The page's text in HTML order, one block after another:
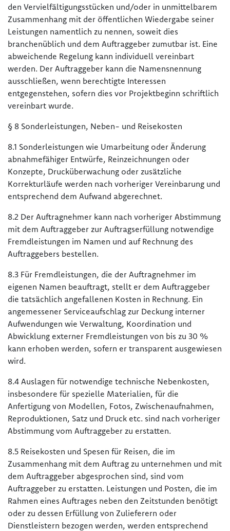
den Vervielfältigungsstücken und/oder in unmittelbarem
Zusammenhang mit der öffentlichen Wiedergabe seiner
Leistungen namentlich zu nennen, soweit dies
branchenüblich und dem Auftraggeber zumutbar ist. Eine
abweichende Regelung kann individuell vereinbart
werden. Der Auftraggeber kann die Namensnennung
ausschließen, wenn berechtigte Interessen
entgegenstehen, sofern dies vor Projektbeginn schriftlich
vereinbart wurde.
§ 8 Sonderleistungen, Neben- und Reisekosten
8.1 Sonderleistungen wie Umarbeitung oder Änderung
abnahmefähiger Entwürfe, Reinzeichnungen oder
Konzepte, Drucküberwachung oder zusätzliche
Korrekturläufe werden nach vorheriger Vereinbarung und
entsprechend dem Aufwand abgerechnet.
8.2 Der Auftragnehmer kann nach vorheriger Abstimmung
mit dem Auftraggeber zur Auftragserfüllung notwendige
Fremdleistungen im Namen und auf Rechnung des
Auftraggebers bestellen.
8.3 Für Fremdleistungen, die der Auftragnehmer im
eigenen Namen beauftragt, stellt er dem Auftraggeber
die tatsächlich angefallenen Kosten in Rechnung. Ein
angemessener Serviceaufschlag zur Deckung interner
Aufwendungen wie Verwaltung, Koordination und
Abwicklung externer Fremdleistungen von bis zu 30 %
kann erhoben werden, sofern er transparent ausgewiesen
wird.
8.4 Auslagen für notwendige technische Nebenkosten,
insbesondere für spezielle Materialien, für die
Anfertigung von Modellen, Fotos, Zwischenaufnahmen,
Reproduktionen, Satz und Druck etc. sind nach vorheriger
Abstimmung vom Auftraggeber zu erstatten.
8.5 Reisekosten und Spesen für Reisen, die im
Zusammenhang mit dem Auftrag zu unternehmen und mit
dem Auftraggeber abgesprochen sind, sind vom
Auftraggeber zu erstatten. Leistungen und Posten, die im
Rahmen eines Auftrages neben den Zeitstunden benötigt
oder zu dessen Erfüllung von Zulieferern oder
Dienstleistern bezogen werden, werden entsprechend